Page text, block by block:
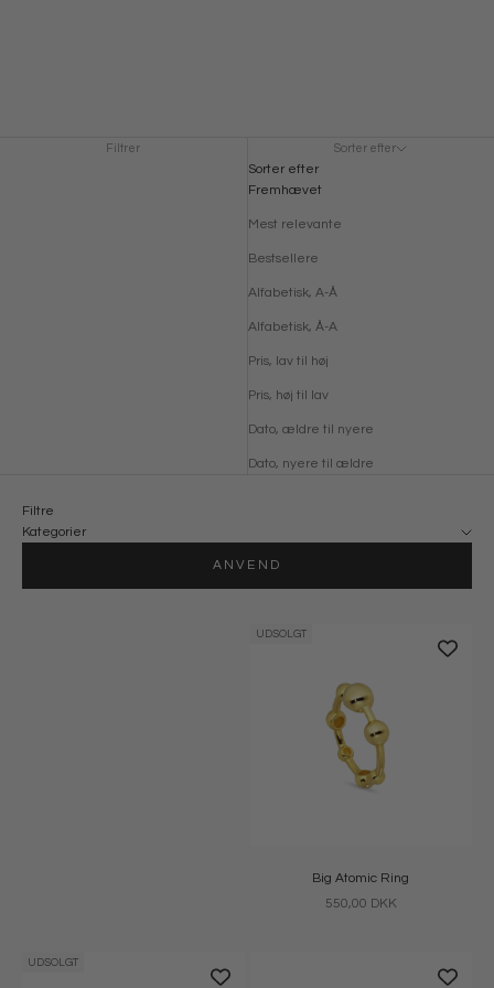
Filtrer Sorter efter
Sorter efter
Fremhævet
Mest relevante
Bestsellere
Alfabetisk, A-Å
Alfabetisk, Å-A
Pris, lav til høj
Pris, høj til lav
Dato, ældre til nyere
Dato, nyere til ældre
Filtre
Kategorier
ANVEND
UDSOLGT
Big Atomic Ring
Salgspris
550,00 DKK
UDSOLGT